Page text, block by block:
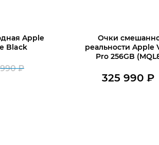
Apple
Black
₽
Первоначальная
Очки
реальности Apple
Pro 256GB
325 990 ₽